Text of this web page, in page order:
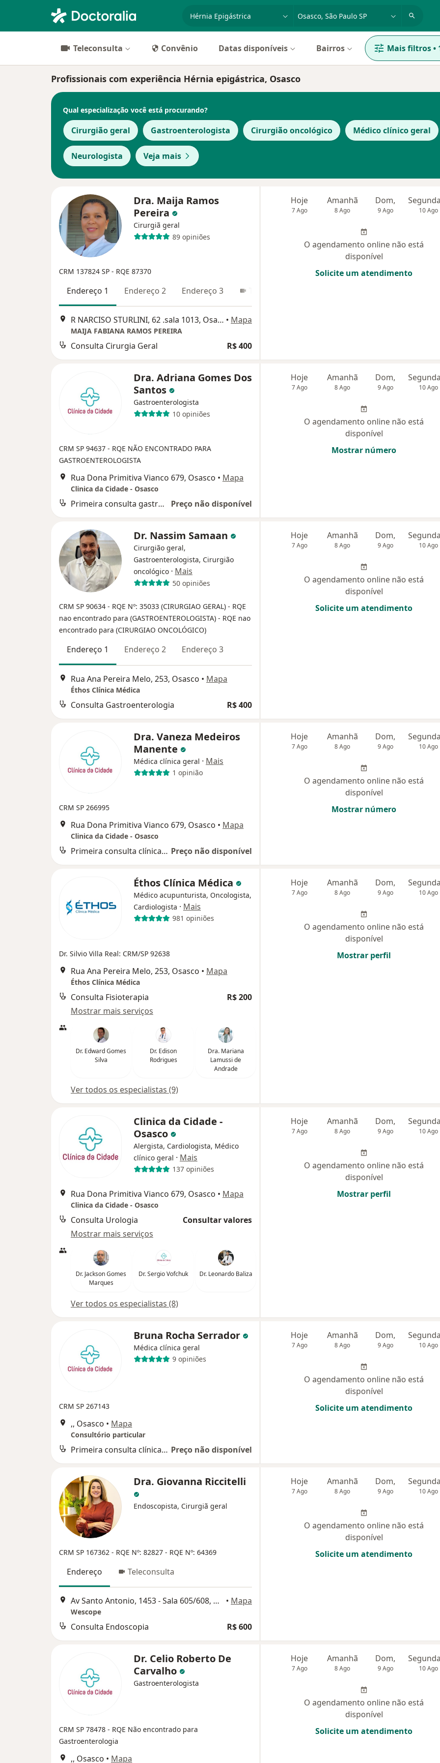
especialidade, doença ou nome
Teleconsulta Convênio Datas disponíveis Bairros Mais filtros•
Profissionais com experiência Hérnia epigástrica, Osasco
Qual especialização você está procurando?
Cirurgião geral Gastroenterologista Cirurgião oncológico Médico clínico geral
Neurologista Veja mais
Dra. Maija Ramos
Pereira
Cirurgiã geral
89 opiniões
CRM 137824 SP - RQE 87370
Endereço 1 Endereço 2 Endereço 3 Teleconsulta
R NARCISO STURLINI, 62 .sala 1013, Osasco • Mapa
MAIJA FABIANA RAMOS PEREIRA
Consulta Cirurgia Geral R$ 400
Hoje
7 Ago
Amanhã
8 Ago
Dom,
9 Ago 10 Ago
O agendamento online não está
disponível
Solicite um atendimento
Dra. Adriana Gomes Dos
Santos
Gastroenterologista
10 opiniões
CRM SP 94637 - RQE NÃO ENCONTRADO PARA
GASTROENTEROLOGISTA
Rua Dona Primitiva Vianco 679, Osasco • Mapa
Clinica da Cidade - Osasco
Primeira consulta gastroenterologia Preço não disponível
Hoje
7 Ago
Amanhã
8 Ago
Dom,
9 Ago 10 Ago
O agendamento online não está
disponível
Mostrar número
Dr. Nassim Samaan
Cirurgião geral,
Gastroenterologista, Cirurgião
oncológico · Mais
50 opiniões
CRM SP 90634 - RQE Nº: 35033 (CIRURGIAO GERAL) - RQE
nao encontrado para (GASTROENTEROLOGISTA) - RQE nao
encontrado para (CIRURGIAO ONCOLÓGICO)
Endereço 1 Endereço 2 Endereço 3
Rua Ana Pereira Melo, 253, Osasco • Mapa
Éthos Clínica Médica
Consulta Gastroenterologia R$ 400
Hoje
7 Ago
Amanhã
8 Ago
Dom,
9 Ago 10 Ago
O agendamento online não está
disponível
Solicite um atendimento
Dra. Vaneza Medeiros
Manente
Médica clínica geral · Mais
1 opinião
CRM SP 266995
Rua Dona Primitiva Vianco 679, Osasco • Mapa
Clinica da Cidade - Osasco
Primeira consulta clínica médica Preço não disponível
Hoje
7 Ago
Amanhã
8 Ago
Dom,
9 Ago 10 Ago
O agendamento online não está
disponível
Mostrar número
Éthos Clínica Médica
Médico acupunturista, Oncologista,
Cardiologista · Mais
981 opiniões
Dr. Silvio Villa Real: CRM/SP 92638
Rua Ana Pereira Melo, 253, Osasco • Mapa
Éthos Clínica Médica
Consulta Fisioterapia
R$ 200
Mostrar mais serviços
Dr. Edward Gomes
Silva
Dr. Edison
Rodrigues
Dra. Mariana
Lamussi de
Andrade
Ver todos os especialistas (9)
Hoje
7 Ago
Amanhã
8 Ago
Dom,
9 Ago 10 Ago
O agendamento online não está
disponível
Mostrar perfil
Clinica da Cidade -
Osasco
Alergista, Cardiologista, Médico
clínico geral · Mais
137 opiniões
Rua Dona Primitiva Vianco 679, Osasco • Mapa
Clinica da Cidade - Osasco
Consulta Urologia
Consultar valores
Mostrar mais serviços
Dr. Jackson Gomes
Marques
Dr. Sergio Vofchuk Dr. Leonardo Baliza
Ver todos os especialistas (8)
Hoje
7 Ago
Amanhã
8 Ago
Dom,
9 Ago 10 Ago
O agendamento online não está
disponível
Mostrar perfil
Bruna Rocha Serrador
Médica clínica geral
9 opiniões
CRM SP 267143
,, Osasco • Mapa
Consultório particular
Primeira consulta clínica médica Preço não disponível
Hoje
7 Ago
Amanhã
8 Ago
Dom,
9 Ago 10 Ago
O agendamento online não está
disponível
Solicite um atendimento
Dra. Giovanna Riccitelli
Endoscopista, Cirurgiã geral
CRM SP 167362 - RQE Nº: 82827 - RQE Nº: 64369
Endereço Teleconsulta
Av Santo Antonio, 1453 - Sala 605/608, Osasco • Mapa
Wescope
Consulta Endoscopia R$ 600
Hoje
7 Ago
Amanhã
8 Ago
Dom,
9 Ago 10 Ago
O agendamento online não está
disponível
Solicite um atendimento
Dr. Celio Roberto De
Carvalho
Gastroenterologista
CRM SP 78478 - RQE Não encontrado para
Gastroenterologia
,, Osasco • Mapa
Hoje
7 Ago
Amanhã
8 Ago
Dom,
9 Ago 10 Ago
O agendamento online não está
disponível
Solicite um atendimento